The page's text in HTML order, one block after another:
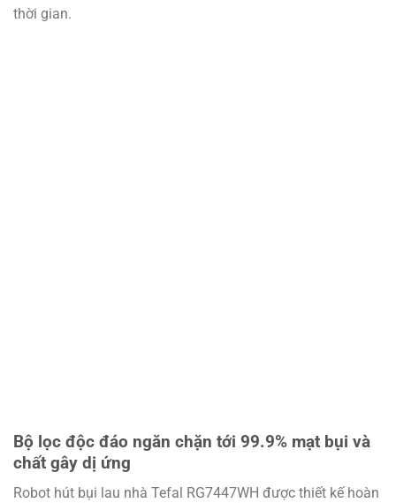
thời gian.
Bộ lọc độc đáo ngăn chặn tới 99.9% mạt bụi và
chất gây dị ứng
Robot hút bụi lau nhà Tefal RG7447WH được thiết kế hoàn